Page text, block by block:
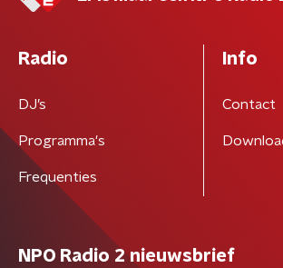
Radio
DJ’s
Programma's
Frequenties
Info
Contact
NPO Radio 2 nieuwsbrief